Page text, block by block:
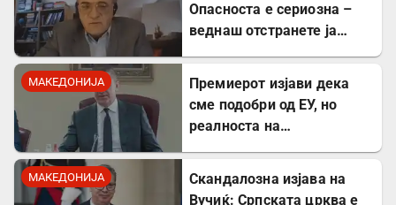
Опасноста е сериозна –
веднаш отстранете ја
западнонилска треска!
МАКЕДОНИЈА
Премиерот изјави дека
сме подобри од ЕУ, но
реалноста на
МАКЕДОНИЈА
Скандалозна изјава на
Вучиќ: Српската црква е